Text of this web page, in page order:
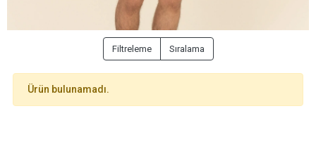
Filtreleme Sıralama
Ürün bulunamadı.